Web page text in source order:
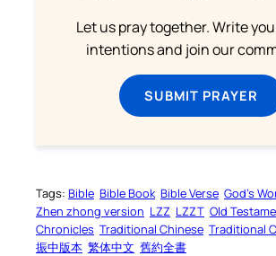
Let us pray together. Write
intentions and join our
SUBMIT PRAYER
Tags: Bible Bible Book Bible Verse God’s
Zhen zhong version LZZ LZZT Old
Chronicles Traditional Chinese Traditional
振中版本 繁体中文 舊約全書